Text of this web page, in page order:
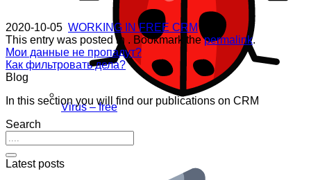
Virus – free
2020-10-05 WORKING IN FREE CRM
This entry was posted in . Bookmark thepermalink.
Мои данные не пропадут?
Как фильтровать дела?
Blog
In this section you will find our publications on CRM
Search
Latest posts